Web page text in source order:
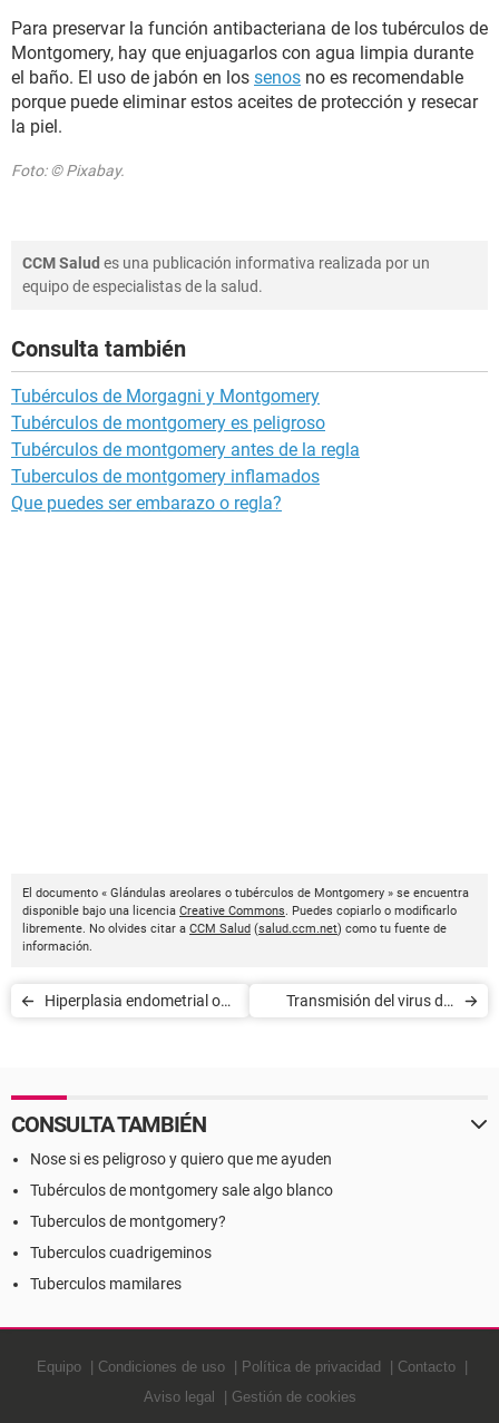
Para preservar la función antibacteriana de los tubérculos de
Montgomery, hay que enjuagarlos con agua limpia durante
el baño. El uso de jabón en los senos no es recomendable
porque puede eliminar estos aceites de protección y resecar
la piel.
Foto: © Pixabay.
CCM Salud es una publicación informativa realizada por un
equipo de especialistas de la salud.
Consulta también
Tubérculos de Morgagni y Montgomery
Tubérculos de montgomery es peligroso
Tubérculos de montgomery antes de la regla
Tuberculos de montgomery inflamados
Que puedes ser embarazo o regla?
El documento « Glándulas areolares o tubérculos de Montgomery » se encuentra
disponible bajo una licencia Creative Commons. Puedes copiarlo o modificarlo
libremente. No olvides citar a CCM Salud (salud.ccm.net) como tu fuente de
información.
Hiperplasia endometrial o
Transmisión del virus del
CONSULTA TAMBIÉN
Nose si es peligroso y quiero que me ayuden
Tubérculos de montgomery sale algo blanco
Tuberculos de montgomery?
Tuberculos cuadrigeminos
Tuberculos mamilares
Equipo Condiciones de uso Política de privacidad
Contacto
Aviso legal
Gestión de cookies